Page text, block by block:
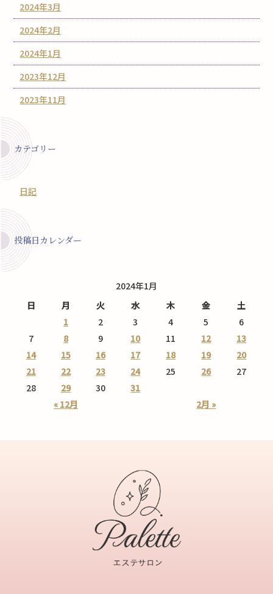
2024年3月
2024年2月
2024年1月
2023年12月
2023年11月
カテゴリー
日記
投稿日カレンダー
2024年1月
日
月 火 水 木 金 土
« 12月 2月 »
1 2 3 4 5
6
7
8 9 10 11 12
13
14
15 16 17 18 19
20
21
22 23 24 25 26
27
28
29 30 31